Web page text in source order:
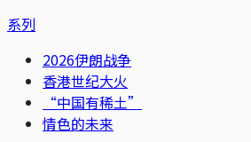
系列
2026伊朗战争
香港世纪大火
“中国有稀土”
情色的未来